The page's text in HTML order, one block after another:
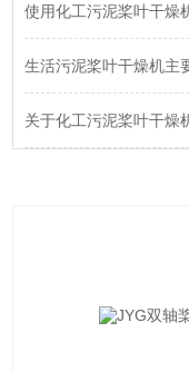
使用化工污泥桨叶干燥
生活污泥桨叶干燥机主
关于化工污泥桨叶干燥